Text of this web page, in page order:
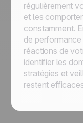
régulièrement
et les
constamment.
de
réactions de
identifier les
stratégies et
restent